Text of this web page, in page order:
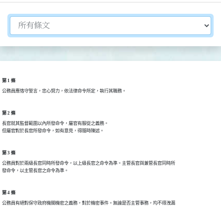
切換選擇法規資訊內容
第 1 條
第 2 條
長官就其監督範圍以內所發命令，屬官有服從之義務。
第 3 條
公務員對於兩級長官同時所發命令，以上級長官之命令為準。主管長官與兼管長官同時所
第 4 條
公務員有絕對保守政府機關機密之義務，對於機密事件。無論是否主管事務，均不得洩漏